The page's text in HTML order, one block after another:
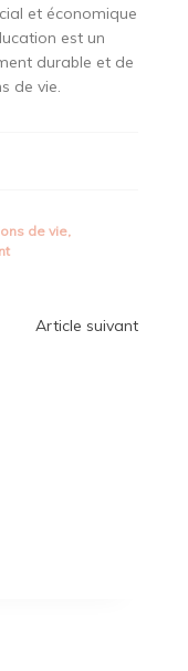
et économique
est un
durable et de
de vie.
de vie,
Article suivant